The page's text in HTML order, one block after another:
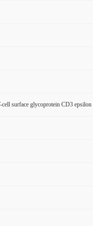
surface glycoprotein CD3 epsilon